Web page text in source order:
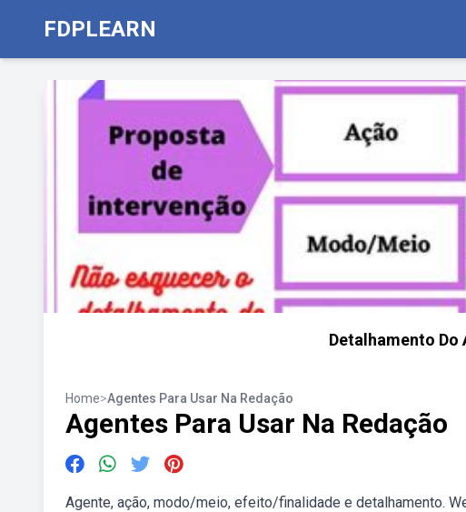
FDPLEARN
Detalhamento Do
Home>Agentes Para Usar Na Redação
Agentes Para Usar Na Redação
Agente, ação, modo/meio, efeito/finalidade e detalhamento.